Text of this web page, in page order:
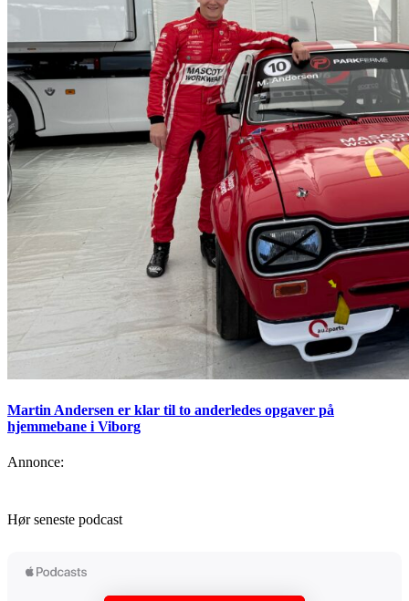
Martin Andersen er klar til to anderledes opgaver på
hjemmebane i Viborg
Annonce:
Hør seneste podcast